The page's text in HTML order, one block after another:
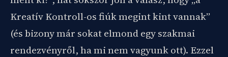
Kreatív Kontroll-os fiúk megint kint vannak”
(és bizony már sokat elmond egy szakmai
rendezvényről, ha mi nem vagyunk ott). Ezzel